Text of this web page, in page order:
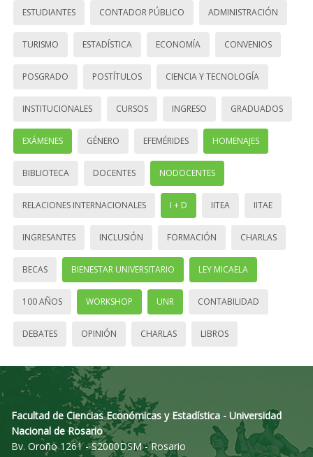
ESTUDIANTES CONTADOR PÚBLICO ADMINISTRACIÓN
TURISMO ESTADÍSTICA ECONOMÍA CONVENIOS
POSGRADO POSTÍTULOS CIENCIA Y TECNOLOGÍA
INSTITUCIONALES CURSOS INGRESO GRADUADOS
EXÁMENES GÉNERO EFEMÉRIDES HOMENAJES
BIBLIOTECA DOCENTES NODOCENTES
RELACIONES INTERNACIONALES I + D IITEA IITAE
INGRESANTES INCLUSIÓN FORMACIÓN CHARLAS
BECAS BIENESTAR UNIVERSITARIO LEY MICAELA
100 AÑOS WORKSHOP UNR CONTABILIDAD
DEBATES OPINIÓN CHARLAS LIBROS
Facultad de Ciencias Económicas y Estadística - Universidad
Nacional de Rosario
Bv. Oroño 1261 - S2000DSM - Rosario